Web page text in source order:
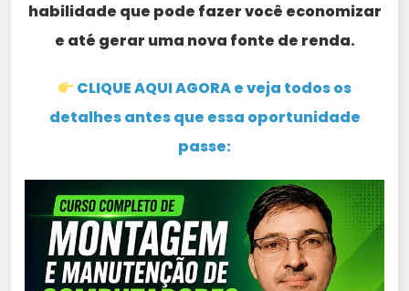
habilidade que pode fazer você economizar
e até gerar uma nova fonte de renda.
CLIQUE AQUI AGORA e veja todos os
detalhes antes que essa oportunidade
passe: